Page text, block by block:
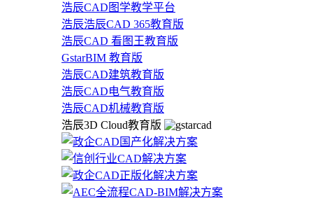
浩辰CAD图学教学平台
浩辰浩辰CAD 365教育版
浩辰CAD 看图王教育版
GstarBIM 教育版
浩辰CAD建筑教育版
浩辰CAD电气教育版
浩辰CAD机械教育版
浩辰3D Cloud教育版